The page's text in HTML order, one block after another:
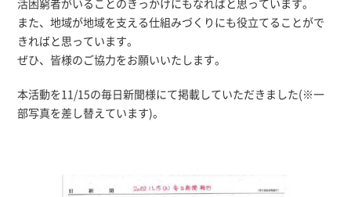
活困窮者がいることのきっかけにもなればと思っています。
また、地域が地域を支える仕組みづくりにも役立てることがで
きればと思っています。
ぜひ、皆様のご協力をお願いいたします。
本活動を11/15の毎日新聞様にて掲載していただきました(※一
部写真を差し替えています)。